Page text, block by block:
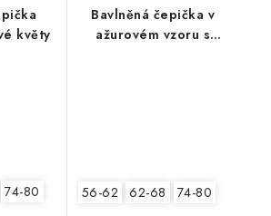
květy
74-80
Bavlněná čepička v
ažurovém vzoru s
56-62 62-68 74-80